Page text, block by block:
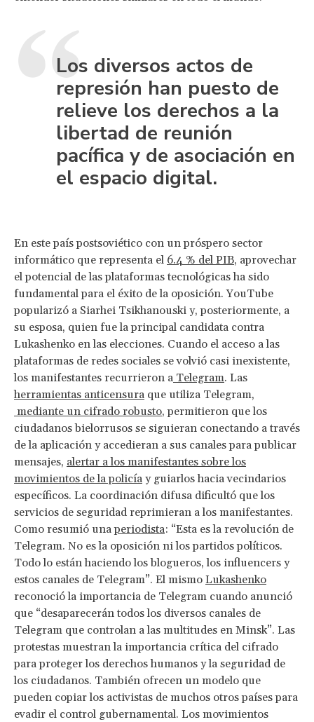
Los diversos actos de
represión han puesto de
relieve los derechos a la
libertad de reunión
pacífica y de asociación en
el espacio digital.
En este país postsoviético con un próspero sector
informático que representa el 6.4 % del PIB, aprovechar
el potencial de las plataformas tecnológicas ha sido
fundamental para el éxito de la oposición. YouTube
popularizó a Siarhei Tsikhanouski y, posteriormente, a
su esposa, quien fue la principal candidata contra
Lukashenko en las elecciones. Cuando el acceso a las
plataformas de redes sociales se volvió casi inexistente,
los manifestantes recurrieron a Telegram. Las
herramientas anticensura que utiliza Telegram,
mediante un cifrado robusto, permitieron que los
ciudadanos bielorrusos se siguieran conectando a través
de la aplicación y accedieran a sus canales para publicar
mensajes, alertar a los manifestantes sobre los
movimientos de la policía y guiarlos hacia vecindarios
específicos. La coordinación difusa dificultó que los
servicios de seguridad reprimieran a los manifestantes.
Como resumió unaperiodista: “Esta es la revolución de
Telegram. No es la oposición ni los partidos políticos.
Todo lo están haciendo los blogueros, los influencers y
estos canales de Telegram”. El mismo Lukashenko
reconoció la importancia de Telegram cuando anunció
que “desaparecerán todos los diversos canales de
Telegram que controlan a las multitudes en Minsk”. Las
protestas muestran la importancia crítica del cifrado
para proteger los derechos humanos y la seguridad de
los ciudadanos. También ofrecen un modelo que
pueden copiar los activistas de muchos otros países para
evadir el control gubernamental. Los movimientos